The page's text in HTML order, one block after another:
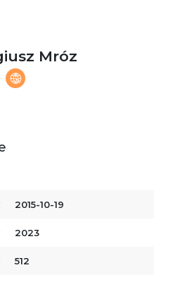
Mróz
2015-10-19
2023
512